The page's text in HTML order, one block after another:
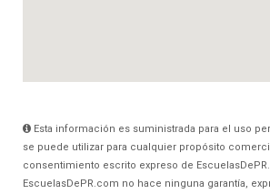
Esta información es suministrada para el uso
se puede utilizar para cualquier propósito
consentimiento escrito expreso de
EscuelasDePR.com no hace ninguna garantía,